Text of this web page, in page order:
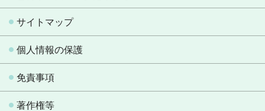
サイトマップ
個人情報の保護
免責事項
著作権等